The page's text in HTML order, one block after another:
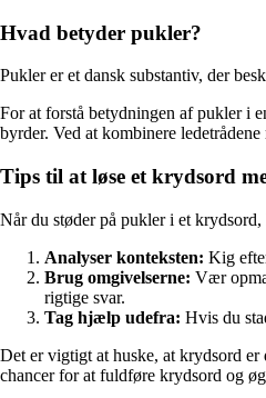
Hvad betyder pukler?
Pukler er et dansk substantiv, der
For at forstå betydningen af ​​pukler i
byrder. Ved at kombinere
Tips til at løse et krydsord
Når du støder på pukler i et
Analyser konteksten: Kig
Brug omgivelserne: Vær
rigtige svar.
Tag hjælp udefra: Hvis du
Det er vigtigt at huske, at krydsord
chancer for at fuldføre krydsord og